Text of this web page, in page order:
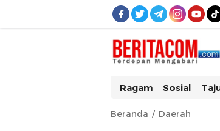
beritacom.com
bestnews
Ragam Sosial
Beranda Daerah